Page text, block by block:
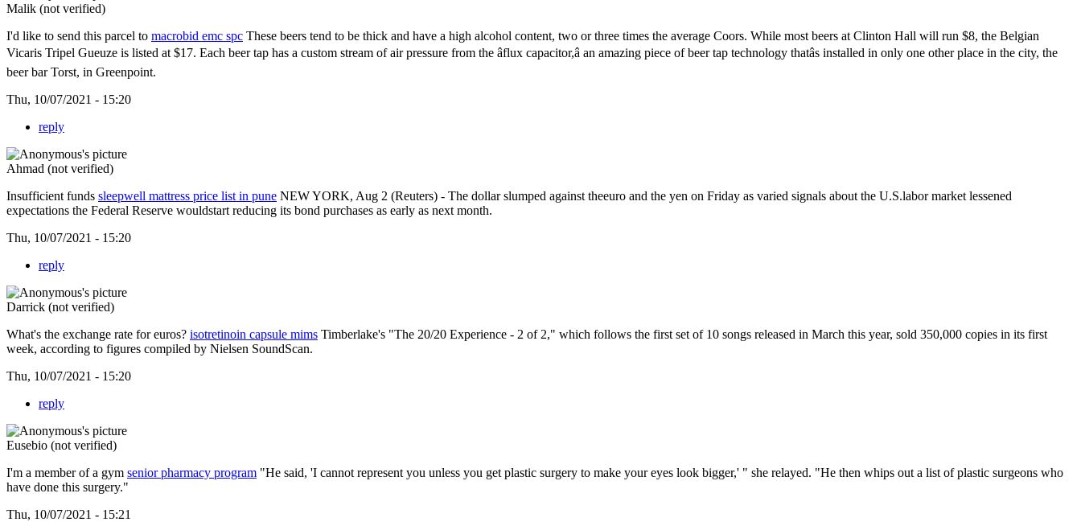
Malik (not verified)
I'd like to send this parcel to macrobid emc spc These beers tend to be thick and have a high alcohol content, two or three times the average Coors. While most beers at Clinton Hall will run $8, the Belgian
Vicaris Tripel Gueuze is listed at $17. Each beer tap has a custom stream of air pressure from the âflux capacitor,â an amazing piece of beer tap technology thatâs installed in only one other place in the city, the
beer bar Torst, in Greenpoint.
Thu, 10/07/2021 - 15:20
reply
Ahmad (not verified)
Insufficient funds sleepwell mattress price list in pune NEW YORK, Aug 2 (Reuters) - The dollar slumped against theeuro and the yen on Friday as varied signals about the U.S.labor market lessened
expectations the Federal Reserve wouldstart reducing its bond purchases as early as next month.
Thu, 10/07/2021 - 15:20
reply
Darrick (not verified)
What's the exchange rate for euros? isotretinoin capsule mims Timberlake's "The 20/20 Experience - 2 of 2," which follows the first set of 10 songs released in March this year, sold 350,000 copies in its first
week, according to figures compiled by Nielsen SoundScan.
Thu, 10/07/2021 - 15:20
reply
Eusebio (not verified)
I'm a member of a gym senior pharmacy program "He said, 'I cannot represent you unless you get plastic surgery to make your eyes look bigger,' " she relayed. "He then whips out a list of plastic surgeons who
have done this surgery."
Thu, 10/07/2021 - 15:21